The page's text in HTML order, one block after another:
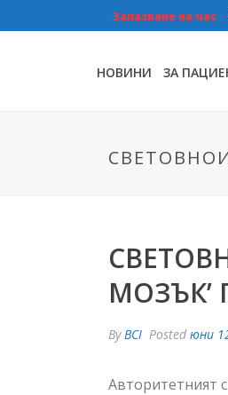
Запазване на час
НОВИНИ ЗА
МОЗЪК’
ByBCI Posted юни
Авторитетният